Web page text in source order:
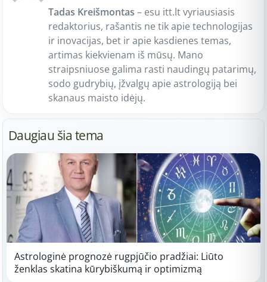
Tadas Kreišmontas – esu itt.lt vyriausiasis
redaktorius, rašantis ne tik apie technologijas
ir inovacijas, bet ir apie kasdienes temas,
artimas kiekvienam iš mūsų. Mano
straipsniuose galima rasti naudingų patarimų,
sodo gudrybių, įžvalgų apie astrologiją bei
skanaus maisto idėjų.
Daugiau šia tema
Astrologinė prognozė rugpjūčio pradžiai: Liūto
ženklas skatina kūrybiškumą ir optimizmą